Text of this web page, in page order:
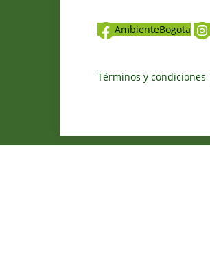
AmbienteBogota
Términos y condiciones